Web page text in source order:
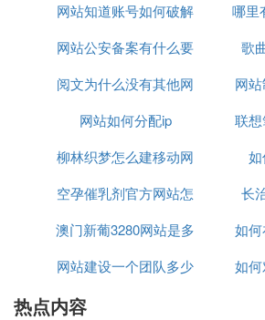
得这样更加安全、方便、快捷，那
些呢？下面和小编一起来看看吧。
(1)找房子网站比较好的是房天下
1999年6月，它是全球非常大的一
居、房地产研究等领域的互联网
（2）房天下在移动技术、产品、
面布局，从而锁定了移动房地产
位，它还拥有三千万用户的房天下
也是中国非常大的一家房地产移动
多少钱
网站知道账号如何破解
密码
哪里
网站公安备案有什么要
注意
歌
阅文为什么没有其他网
站流量
网
网站如何分配ip
联
柳林织梦怎么建移动网
站
空孕催乳剂官方网站怎
么买
长
澳门新葡3280网站是多
少
如
网站建设一个团队多少
如
热点内容